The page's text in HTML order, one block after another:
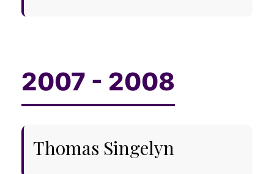
Thomas Singelyn